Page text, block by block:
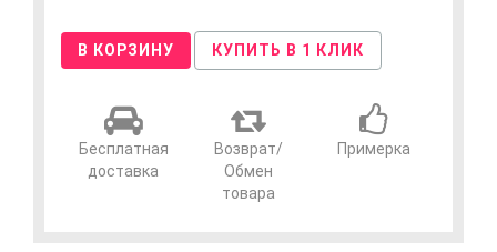
В КОРЗИНУ КУПИТЬ В 1 КЛИК
Бесплатная
доставка
Возврат/
Обмен
товара
Примерка